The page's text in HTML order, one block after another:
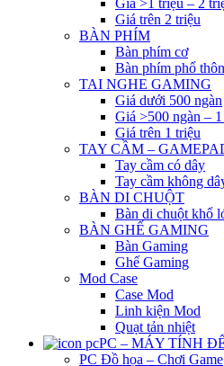
Giá >1 triệu – 2
Giá trên 2 triệu
BÀN PHÍM
Bàn phím cơ
Bàn phím phổ
TAI NGHE GAMING
Giá dưới 500 ngàn
Giá >500 ngàn –
Giá trên 1 triệu
TAY CẦM –
Tay cầm có dây
Tay cầm không
BÀN DI CHUỘT
Bàn di chuột khổ
BÀN GHẾ GAMING
Bàn Gaming
Ghế Gaming
Mod Case
Case Mod
Linh kiện Mod
Quạt tản nhiệt
PC – MÁY TÍNH
PC Đồ họa – Chơi Game